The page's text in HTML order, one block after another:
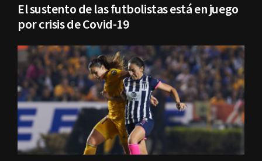
El sustento de las futbolistas está en juego
por crisis de Covid-19